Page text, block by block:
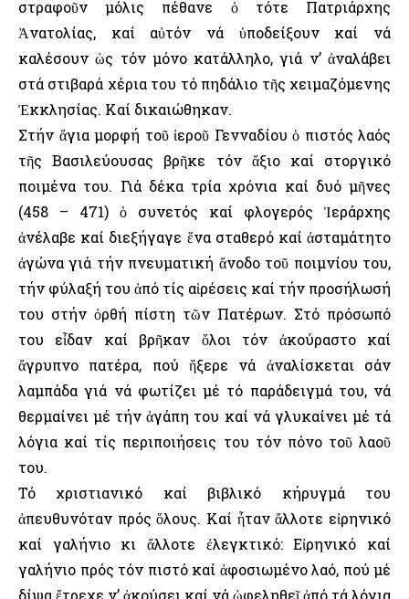
στραφοῦν μόλις πέθανε ὁ τότε Πατριάρχης
Ἀνατολίας, καί αὐτόν νά ὑποδείξουν καί νά
καλέσουν ὡς τόν μόνο κατάλληλο, γιά ν’ ἀναλάβει
στά στιβαρά χέρια του τό πηδάλιο τῆς χειμαζόμενης
Ἐκκλησίας. Καί δικαιώθηκαν.
Στήν ἅγια μορφή τοῦ ἱεροῦ Γενναδίου ὁ πιστός λαός
τῆς Βασιλεύουσας βρῆκε τόν ἄξιο καί στοργικό
ποιμένα του. Γιά δέκα τρία χρόνια καί δυό μῆνες
(458 – 471) ὁ συνετός καί φλογερός Ἱεράρχης
ἀνέλαβε καί διεξήγαγε ἕνα σταθερό καί ἀσταμάτητο
ἀγώνα γιά τήν πνευματική ἄνοδο τοῦ ποιμνίου του,
τήν φύλαξή του ἀπό τίς αἱρέσεις καί τήν προσήλωσή
του στήν ὀρθή πίστη τῶν Πατέρων. Στό πρόσωπό
του εἶδαν καί βρῆκαν ὅλοι τόν ἀκούραστο καί
ἄγρυπνο πατέρα, πού ἤξερε νά ἀναλίσκεται σάν
λαμπάδα γιά νά φωτίζει μέ τό παράδειγμά του, νά
θερμαίνει μέ τήν ἀγάπη του καί νά γλυκαίνει μέ τά
λόγια καί τίς περιποιήσεις του τόν πόνο τοῦ λαοῦ
του.
Τό χριστιανικό καί βιβλικό κήρυγμά του
ἀπευθυνόταν πρός ὅλους. Καί ἦταν ἄλλοτε εἰρηνικό
καί γαλήνιο κι ἄλλοτε ἐλεγκτικό: Εἰρηνικό καί
γαλήνιο πρός τόν πιστό καί ἀφοσιωμένο λαό, πού μέ
δίψα ἔτρεχε ν’ ἀκούσει καί νά ὠφεληθεῖ ἀπό τά λόγια